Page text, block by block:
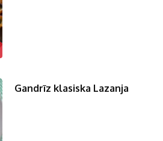
Gandrīz klasiska Lazanja